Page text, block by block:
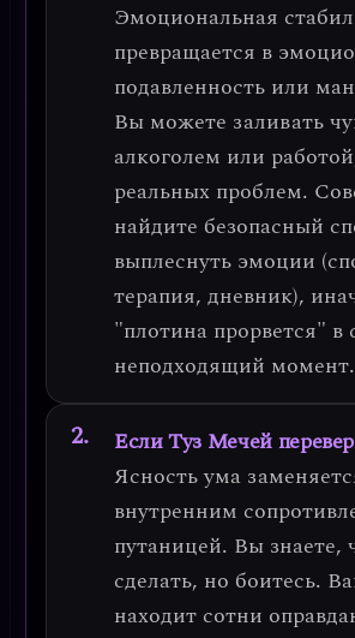
Эмоциональная
превращается в
подавленность или
Вы можете заливать
алкоголем или
реальных проблем.
найдите безопасный
выплеснуть эмоции
терапия, дневник),
"плотина прорвется" в
неподходящий момент.
Если Туз Мечей
Ясность ума
внутренним
путаницей. Вы знаете,
сделать, но боитесь.
находит сотни